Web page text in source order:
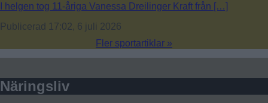
I helgen tog 11-åriga Vanessa Dreilinger Kraft från […]
Publicerad 17:02, 6 juli 2026
Fler sportartiklar »
Näringsliv